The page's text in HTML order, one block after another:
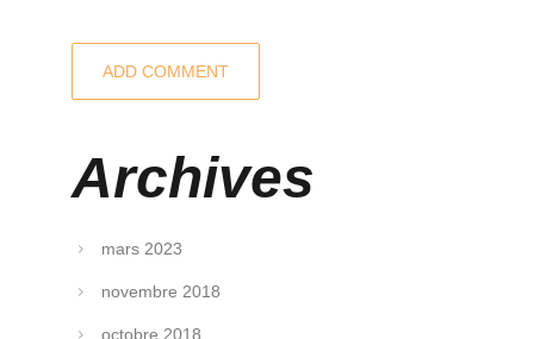
Archives
mars 2023
novembre 2018
octobre 2018